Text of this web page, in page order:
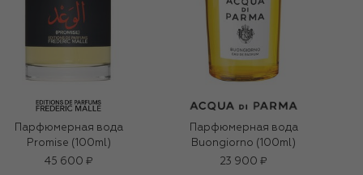
Парфюмерная вода
Promise (100ml)
45 600 ₽
Парфюмерная вода
Buongiorno (100ml)
23 900 ₽